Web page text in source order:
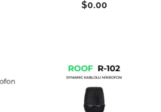
$0.00